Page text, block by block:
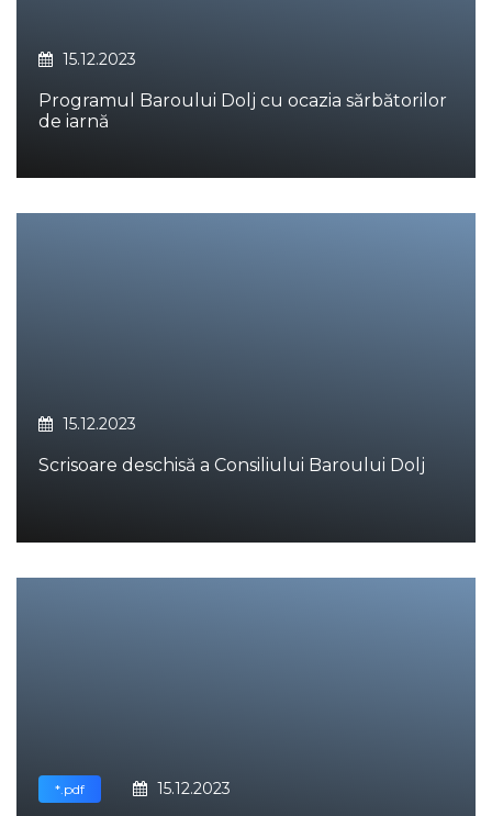
15.12.2023
Programul Baroului Dolj cu ocazia sărbătorilor
de iarnă
15.12.2023
Scrisoare deschisă a Consiliului Baroului Dolj
*.pdf 15.12.2023